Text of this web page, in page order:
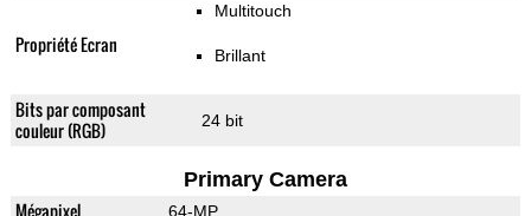
Propriété Ecran
Multitouch
Brillant
Bits par composant
couleur (RGB)
24 bit
Primary Camera
Mégapixel 64-MP